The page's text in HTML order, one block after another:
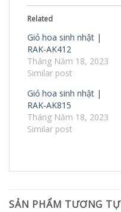
Related
Giỏ hoa sinh nhật |
RAK-AK412
Tháng Năm 18, 2023
Similar post
Giỏ hoa sinh nhật |
RAK-AK815
Tháng Năm 18, 2023
Similar post
SẢN PHẨM TƯƠNG TỰ